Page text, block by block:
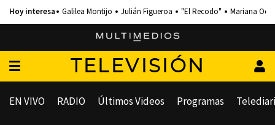
Galilea Montijo Julián Figueroa "El Recodo" Mariana
TELEVISIÓN
EN VIVO RADIO Últimos Videos Programas